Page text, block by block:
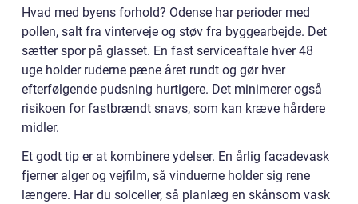
Hvad med byens forhold? Odense har perioder med
pollen, salt fra vinterveje og støv fra byggearbejde. Det
sætter spor på glasset. En fast serviceaftale hver 48
uge holder ruderne pæne året rundt og gør hver
efterfølgende pudsning hurtigere. Det minimerer også
risikoen for fastbrændt snavs, som kan kræve hårdere
midler.
Et godt tip er at kombinere ydelser. En årlig facadevask
fjerner alger og vejfilm, så vinduerne holder sig rene
længere. Har du solceller, så planlæg en skånsom vask